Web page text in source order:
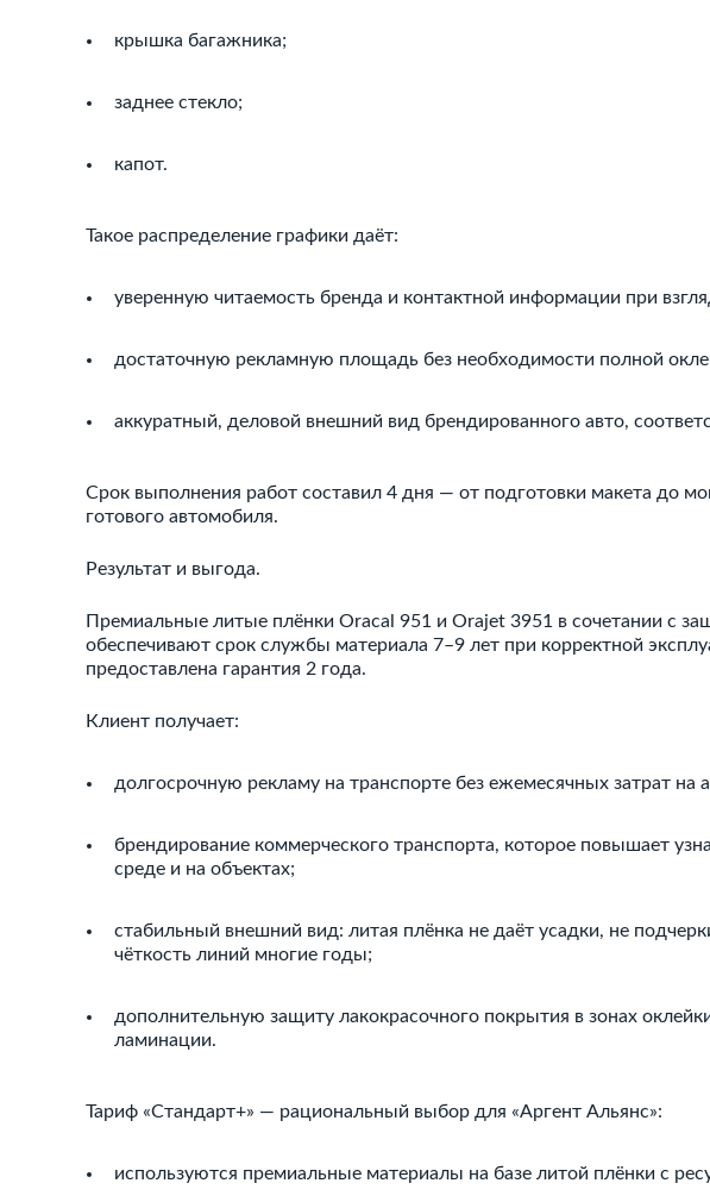
крышка багажника;
заднее стекло;
капот.
Такое распределение графики даёт:
уверенную читаемость бренда и контактной информации при
достаточную рекламную площадь без необходимости полной
аккуратный, деловой внешний вид брендированного авто,
Срок выполнения работ составил 4 дня — от подготовки макета до
готового автомобиля.
Результат и выгода.
Премиальные литые плёнки Oracal 951 и Orajet 3951 в сочетании с
обеспечивают срок службы материала 7–9 лет при корректной
предоставлена гарантия 2 года.
Клиент получает:
долгосрочную рекламу на транспорте без ежемесячных затрат на
брендирование коммерческого транспорта, которое повышает
среде и на объектах;
стабильный внешний вид: литая плёнка не даёт усадки, не
чёткость линий многие годы;
дополнительную защиту лакокрасочного покрытия в зонах
ламинации.
Тариф «Стандарт+» — рациональный выбор для «Аргент Альянс»:
используются премиальные материалы на базе литой плёнки с